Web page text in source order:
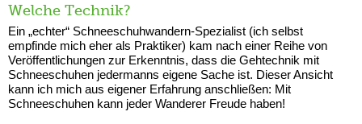
Welche Technik?
Ein „echter“ Schneeschuhwandern-Spezialist (ich selbst
empfinde mich eher als Praktiker) kam nach einer Reihe von
Veröffentlichungen zur Erkenntnis, dass die Gehtechnik mit
Schneeschuhen jedermanns eigene Sache ist. Dieser Ansicht
kann ich mich aus eigener Erfahrung anschließen: Mit
Schneeschuhen kann jeder Wanderer Freude haben!